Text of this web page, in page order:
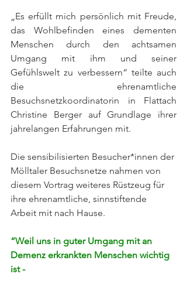
„Es erfüllt mich persönlich mit Freude,
das Wohlbefinden eines dementen
Menschen durch den achtsamen
Umgang mit ihm und seiner
Gefühlswelt zu verbessern“ teilte auch
die ehrenamtliche
Besuchsnetzkoordinatorin in Flattach
Christine Berger auf Grundlage ihrer
jahrelangen Erfahrungen mit.
Die sensibilisierten Besucher*innen der
Mölltaler Besuchsnetze nahmen von
diesem Vortrag weiteres Rüstzeug für
ihre ehrenamtliche, sinnstiftende
Arbeit mit nach Hause.
“Weil uns in guter Umgang mit an
Demenz erkrankten Menschen wichtig
ist -